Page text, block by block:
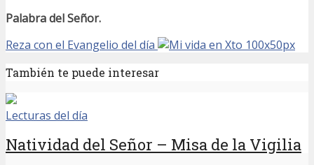
Palabra del Señor.
Reza con el Evangelio del día
También te puede interesar
Lecturas del día
Natividad del Señor – Misa de la Vigilia